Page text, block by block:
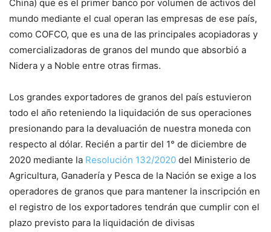
China) que es el primer banco por volumen de activos del
mundo mediante el cual operan las empresas de ese país,
como COFCO, que es una de las principales acopiadoras y
comercializadoras de granos del mundo que absorbió a
Nidera y a Noble entre otras firmas.
Los grandes exportadores de granos del país estuvieron
todo el año reteniendo la liquidación de sus operaciones
presionando para la devaluación de nuestra moneda con
respecto al dólar. Recién a partir del 1° de diciembre de
2020 mediante la Resolución 132/2020 del Ministerio de
Agricultura, Ganadería y Pesca de la Nación se exige a los
operadores de granos que para mantener la inscripción en
el registro de los exportadores tendrán que cumplir con el
plazo previsto para la liquidación de divisas